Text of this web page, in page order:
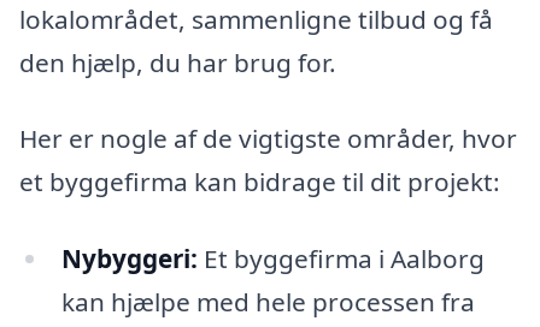
lokalområdet, sammenligne tilbud og få
den hjælp, du har brug for.
Her er nogle af de vigtigste områder, hvor
et byggefirma kan bidrage til dit projekt:
Nybyggeri: Et byggefirma i Aalborg
kan hjælpe med hele processen fra